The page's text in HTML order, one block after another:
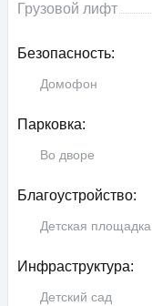
Грузовой лифт
Безопасность:
Домофон
Парковка:
Во дворе
Благоустройство:
Детская площадка
Инфраструктура:
Детский сад